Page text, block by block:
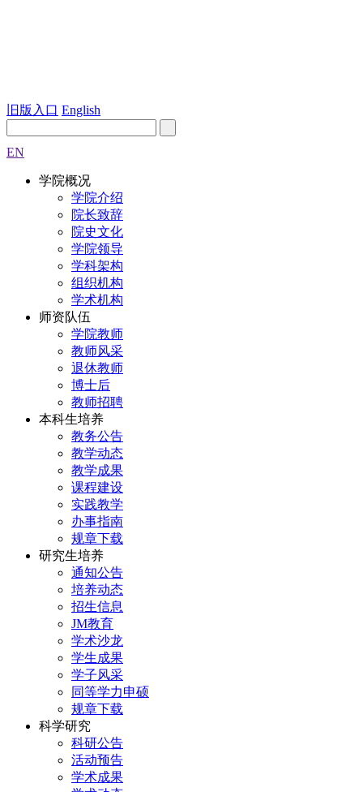
旧版入口 English
EN
学院概况
学院介绍
院长致辞
院史文化
学院领导
学科架构
组织机构
学术机构
师资队伍
学院教师
教师风采
退休教师
博士后
教师招聘
本科生培养
教务公告
教学动态
教学成果
课程建设
实践教学
办事指南
规章下载
研究生培养
通知公告
培养动态
招生信息
JM教育
学术沙龙
学生成果
学子风采
同等学力申硕
规章下载
科学研究
科研公告
活动预告
学术成果